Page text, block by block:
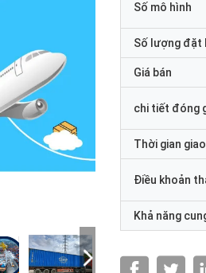
Số mô hình
Số lượng đặt
Giá bán
chi tiết đóng
Thời gian
Điều khoản
Khả năng